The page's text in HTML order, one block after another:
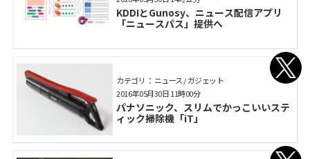
KDDIとGunosy、ニュース配信アプリ
「ニュースパス」提供へ
カテゴリ： ニュース / ガジェット
パナソニック、スリムでかっこいいステ
ィック掃除機「iT」
2016年05月30日 11時00分